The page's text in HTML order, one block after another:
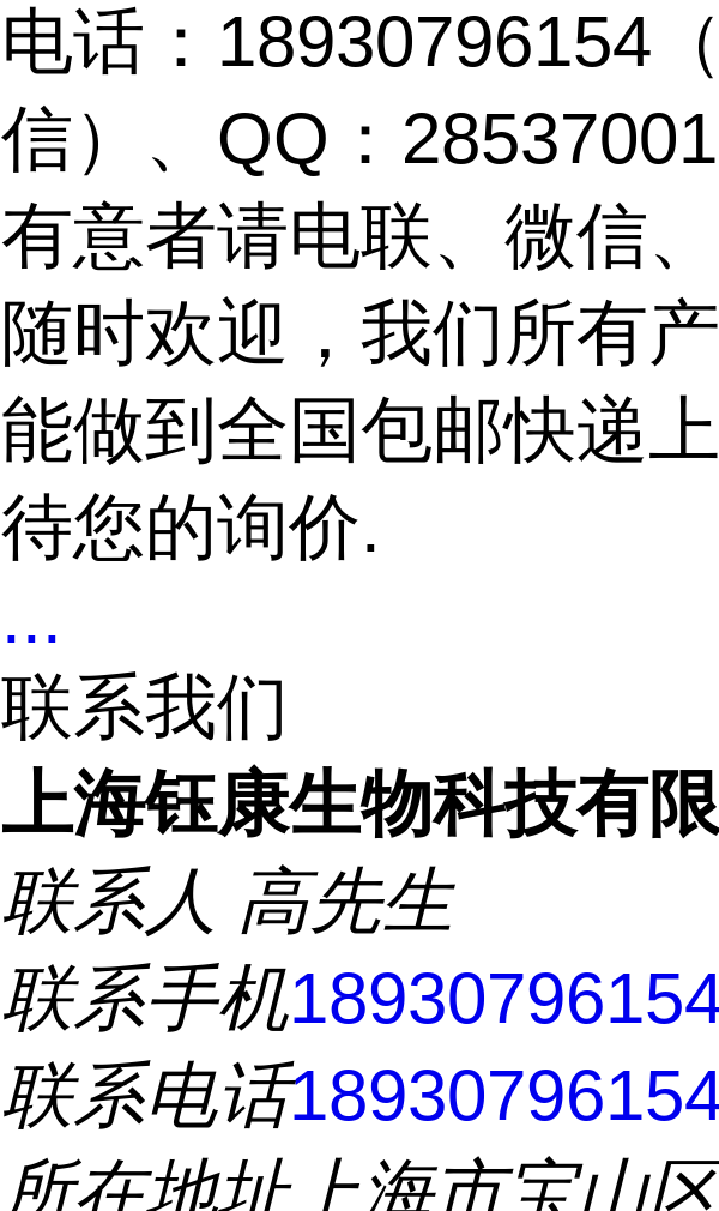
电话：18930796154
信）、QQ：
有意者请电联、微信
随时欢迎，我们所有
能做到全国包邮快递
待您的询价.
...
联系我们
上海钰康生物科技有
联系人 高先生
联系手机
联系电话
所在地址上海市宝山